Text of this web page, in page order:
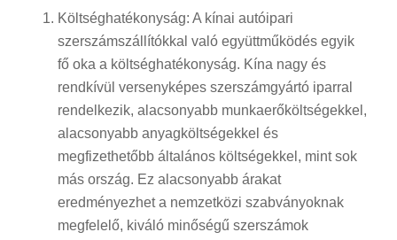
Költséghatékonyság: A kínai autóipari
szerszámszállítókkal való együttműködés egyik
fő oka a költséghatékonyság. Kína nagy és
rendkívül versenyképes szerszámgyártó iparral
rendelkezik, alacsonyabb munkaerőköltségekkel,
alacsonyabb anyagköltségekkel és
megfizethetőbb általános költségekkel, mint sok
más ország. Ez alacsonyabb árakat
eredményezhet a nemzetközi szabványoknak
megfelelő, kiváló minőségű szerszámok